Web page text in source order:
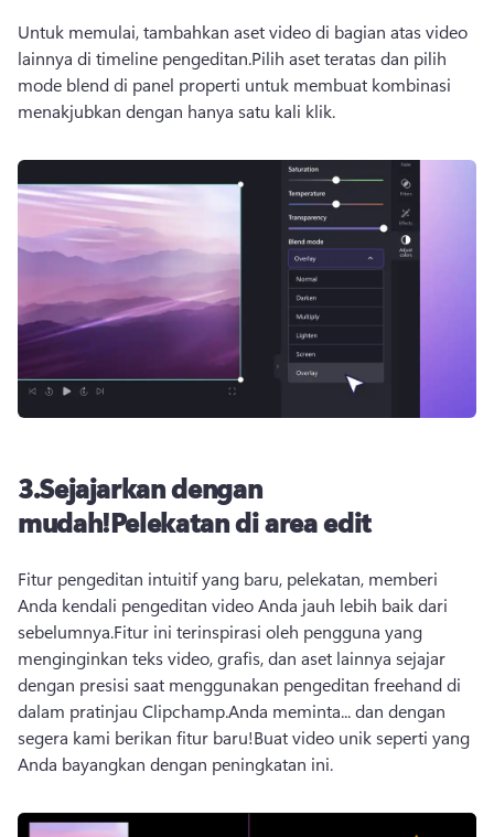
Untuk memulai, tambahkan aset video di bagian atas video
lainnya di timeline pengeditan.Pilih aset teratas dan pilih
mode blend di panel properti untuk membuat kombinasi
menakjubkan dengan hanya satu kali klik.
3.Sejajarkan dengan
mudah!Pelekatan di area edit
Fitur pengeditan intuitif yang baru, pelekatan, memberi
Anda kendali pengeditan video Anda jauh lebih baik dari
sebelumnya.Fitur ini terinspirasi oleh pengguna yang
menginginkan teks video, grafis, dan aset lainnya sejajar
dengan presisi saat menggunakan pengeditan freehand di
dalam pratinjau Clipchamp.Anda meminta... dan dengan
segera kami berikan fitur baru!Buat video unik seperti yang
Anda bayangkan dengan peningkatan ini.